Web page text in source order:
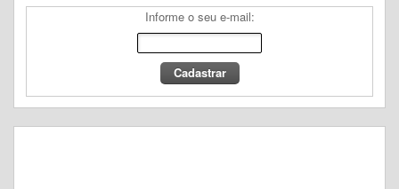
Informe o seu e-mail: